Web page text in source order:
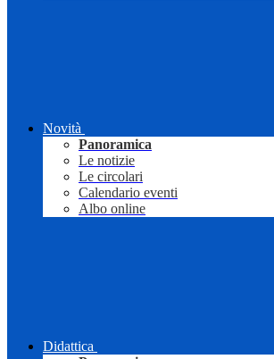
Novità
Panoramica
Le notizie
Le circolari
Calendario eventi
Albo online
Didattica